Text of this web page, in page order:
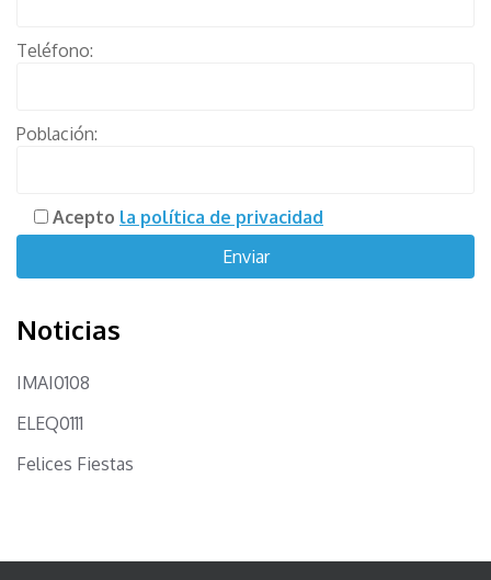
Teléfono:
Población:
Acepto la política de privacidad
Noticias
IMAI0108
ELEQ0111
Felices Fiestas